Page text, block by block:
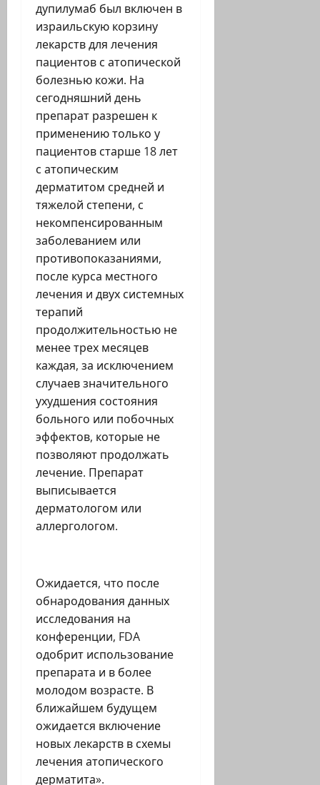
дупилумаб был включен в
израильскую корзину
лекарств для лечения
пациентов с атопической
болезнью кожи. На
сегодняшний день
препарат разрешен к
применению только у
пациентов старше 18 лет
с атопическим
дерматитом средней и
тяжелой степени, с
некомпенсированным
заболеванием или
противопоказаниями,
после курса местного
лечения и двух системных
терапий
продолжительностью не
менее трех месяцев
каждая, за исключением
случаев значительного
ухудшения состояния
больного или побочных
эффектов, которые не
позволяют продолжать
лечение. Препарат
выписывается
дерматологом или
аллергологом.
Ожидается, что после
обнародования данных
исследования на
конференции, FDA
одобрит использование
препарата и в более
молодом возрасте. В
ближайшем будущем
ожидается включение
новых лекарств в схемы
лечения атопического
дерматита».